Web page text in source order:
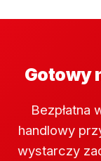
Gotowy
Bezpłatna
handlowy
wystarczy